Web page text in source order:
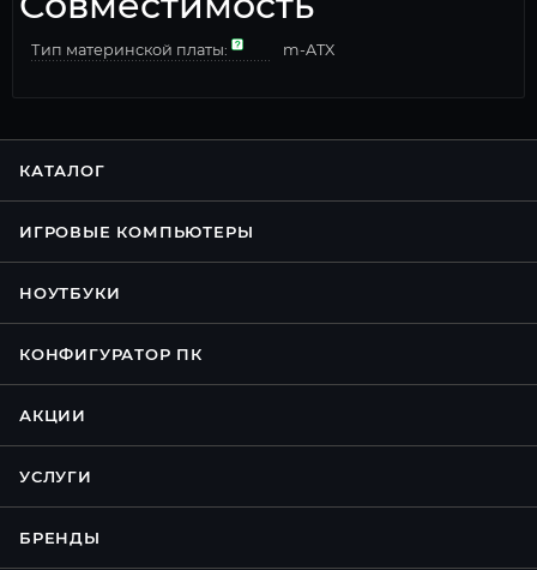
Тип материнской платы: m-ATX
КАТАЛОГ
ИГРОВЫЕ КОМПЬЮТЕРЫ
НОУТБУКИ
КОНФИГУРАТОР ПК
АКЦИИ
УСЛУГИ
БРЕНДЫ